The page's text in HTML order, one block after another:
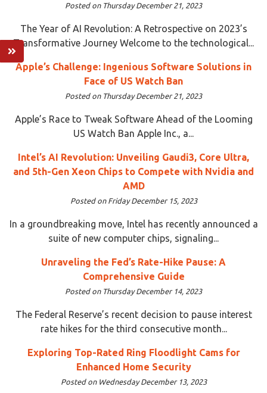
Posted on Thursday December 21, 2023
The Year of AI Revolution: A Retrospective on 2023’s
Transformative Journey Welcome to the technological...
Apple’s Challenge: Ingenious Software Solutions in
Face of US Watch Ban
Posted on Thursday December 21, 2023
Apple’s Race to Tweak Software Ahead of the Looming
US Watch Ban Apple Inc., a...
Intel’s AI Revolution: Unveiling Gaudi3, Core Ultra,
and 5th-Gen Xeon Chips to Compete with Nvidia and
AMD
Posted on Friday December 15, 2023
In a groundbreaking move, Intel has recently announced a
suite of new computer chips, signaling...
Unraveling the Fed’s Rate-Hike Pause: A
Comprehensive Guide
Posted on Thursday December 14, 2023
The Federal Reserve’s recent decision to pause interest
rate hikes for the third consecutive month...
Exploring Top-Rated Ring Floodlight Cams for
Enhanced Home Security
Posted on Wednesday December 13, 2023